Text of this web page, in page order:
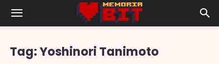
Tag: Yoshinori Tanimoto